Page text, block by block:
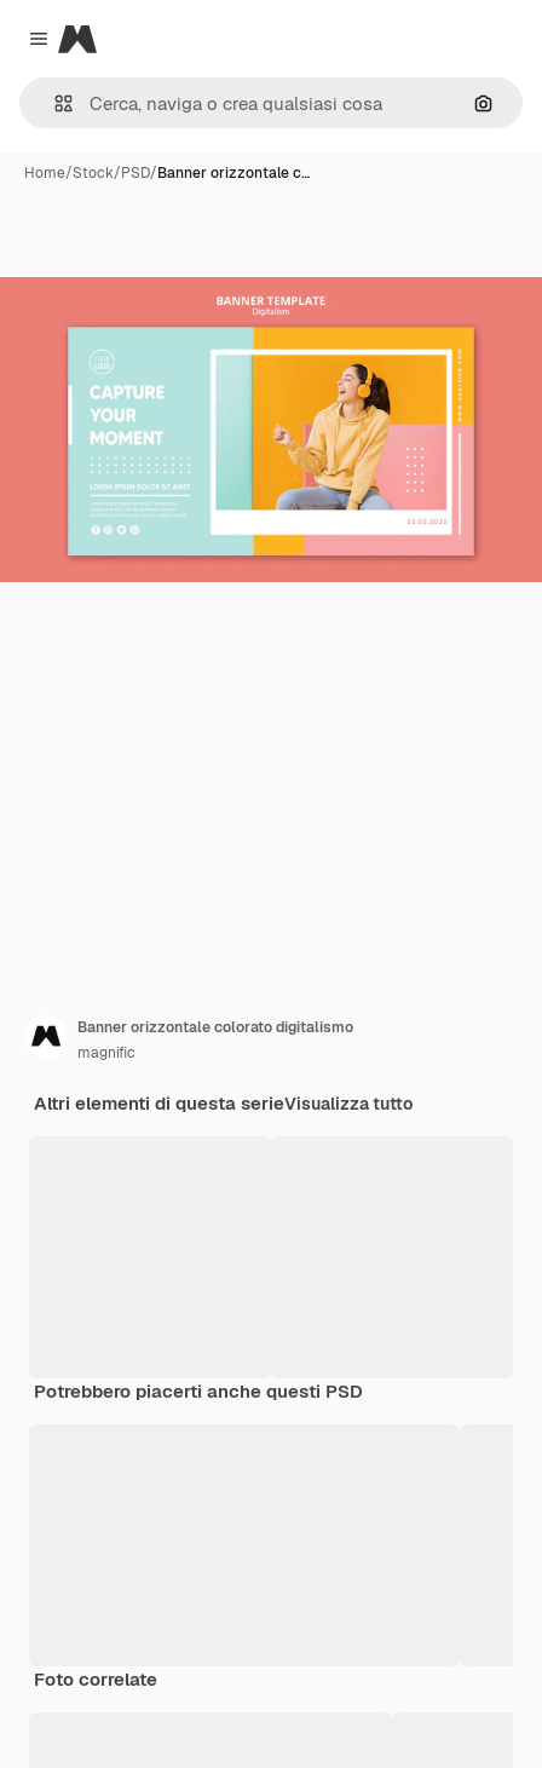
Close menu
Magnific
Cerca
Home/Stock/PSD/Banner orizzontale c…
Banner orizzontale colorato digitalismo
magnific
Altri elementi di questa serieVisualizza tutto
Potrebbero piacerti anche questi PSD
Foto correlate